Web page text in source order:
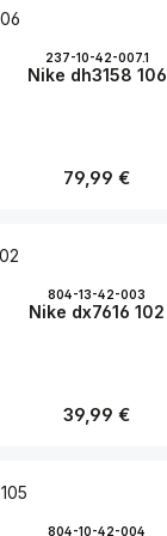
237-10-42-007.1
Nike dh3158 106
Regulärer Preis:
79,99 €
804-13-42-003
Nike dx7616 102
Regulärer Preis:
39,99 €
804-10-42-004